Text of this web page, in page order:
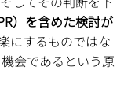
）を含めた検討が
にするものではな
会であるという原